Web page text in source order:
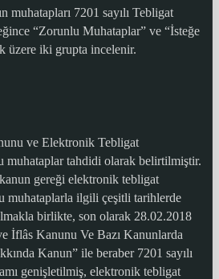
muhatapları 7201 sayılı Tebligat
“Zorunlu Muhataplar” ve “İsteğe
üzere iki grupta incelenir.
ve Elektronik Tebligat
muhataplar tahdidi olarak belirtilmiştir.
gereği elektronik tebligat
muhataplarla ilgili çeşitli tarihlerde
birlikte, son olarak 28.02.2018
İflâs Kanunu Ve Bazı Kanunlarda
Kanun” ile beraber 7201 sayılı
genişletilmiş, elektronik tebligat